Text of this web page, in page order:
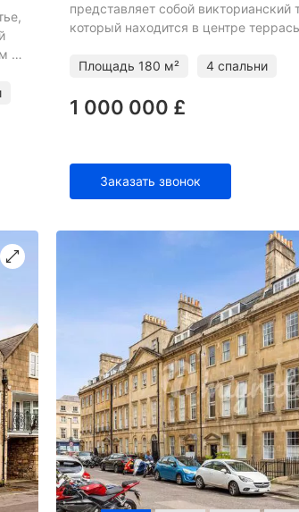
и
представляет собой викторианский
который находится в центре
Перед входом есть обнесенная сте
Площадь 180 м² 4 спальни
1 000 000 £
Заказать звонок